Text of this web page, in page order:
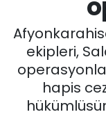
ekipleri,
operasyonla
hapis
MAGAZİN
SAĞLIK
Son
Haber